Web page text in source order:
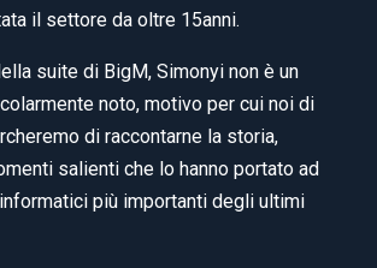
il settore da oltre 15anni.
suite di BigM, Simonyi non è un
noto, motivo per cui noi di
di raccontarne la storia,
salienti che lo hanno portato ad
più importanti degli ultimi